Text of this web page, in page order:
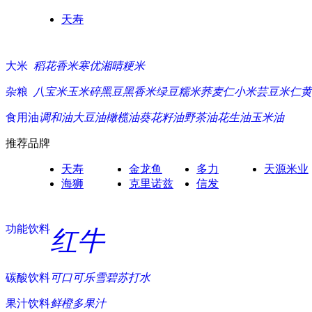
天寿
大米 稻花香米寒优湘晴粳米
杂粮 八宝米玉米碎黑豆黑香米绿豆糯米荞麦仁小米芸豆米仁
食用油调和油大豆油橄榄油葵花籽油野茶油花生油玉米油
推荐品牌
天寿 金龙鱼 多力
天源米业
海狮
克里诺兹 信发
功能饮料红牛
碳酸饮料可口可乐雪碧苏打水
果汁饮料鲜橙多果汁